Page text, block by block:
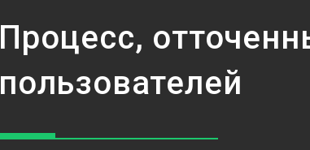
Процесс,
пользователей